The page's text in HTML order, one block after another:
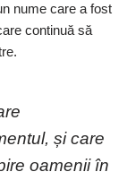
nume care a fost
continuă să
și care
oamenii în